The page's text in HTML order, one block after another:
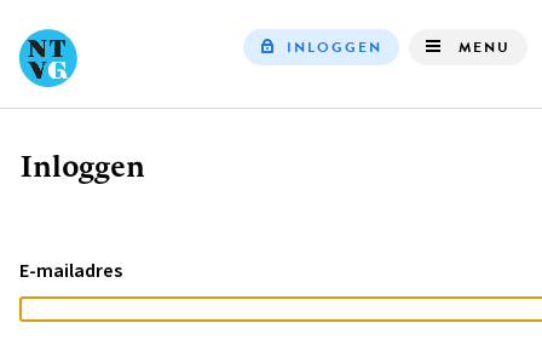
INLOGGEN MENU
Kruimelpad
Inloggen
E-mailadres